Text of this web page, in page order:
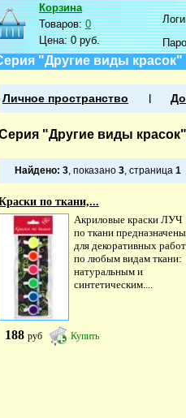
Корзина
Товаров:0
Цена:0 руб.
"Другие виды красок"
Личное пространство
"Другие виды красок"
Найдено: 3, показано 3, страница 1
по ткани,...
Акриловые краски ЛУЧ
по ткани предназначены
для декоративных работ
по любым видам ткани:
натуральным и
синтетическим....
188 руб Купить